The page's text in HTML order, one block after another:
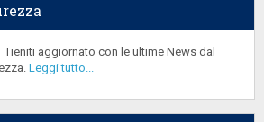
Tieniti aggiornato con le ultime News dal
Leggi tutto...